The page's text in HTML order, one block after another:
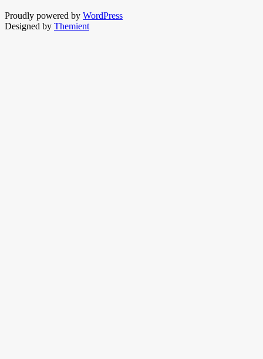
Proudly powered by WordPress
Designed by Themient